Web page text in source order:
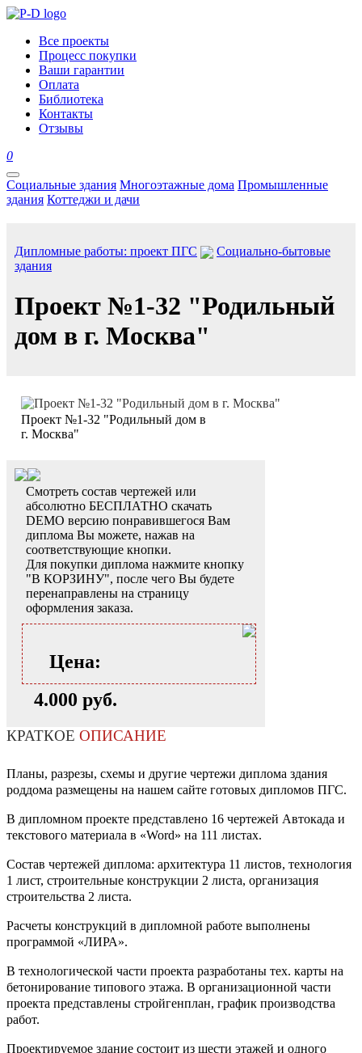
Все проекты
Процесс покупки
Ваши гарантии
Оплата
Библиотека
Контакты
Отзывы
0
Социальные здания Многоэтажные дома Промышленные
здания Коттеджи и дачи
Дипломные работы: проект ПГС
Социально-бытовые
здания
Проект №1-32 "Родильный
дом в г. Москва"
Проект №1-32 "Родильный дом в
г. Москва"
Смотреть состав чертежей или
абсолютно БЕСПЛАТНО скачать
DEMO версию понравившегося Вам
диплома Вы можете, нажав на
соответствующие кнопки.
Для покупки диплома нажмите кнопку
"В КОРЗИНУ", после чего Вы будете
перенаправлены на страницу
оформления заказа.
Цена:
4.000 руб.
КРАТКОЕ ОПИСАНИЕ
Планы, разрезы, схемы и другие чертежи диплома здания
роддома размещены на нашем сайте готовых дипломов ПГС.
В дипломном проекте представлено 16 чертежей Автокада и
текстового материала в «Word» на 111 листах.
Состав чертежей диплома: архитектура 11 листов, технология
1 лист, строительные конструкции 2 листа, организация
строительства 2 листа.
Расчеты конструкций в дипломной работе выполнены
программой «ЛИРА».
В технологической части проекта разработаны тех. карты на
бетонирование типового этажа. В организационной части
проекта представлены стройгенплан, график производства
работ.
Проектируемое здание состоит из шести этажей и одного